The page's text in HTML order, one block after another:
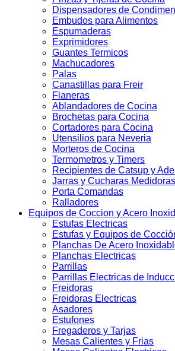
Dispensadores de
Embudos para Alimentos
Espumaderas
Exprimidores
Guantes Termicos
Machucadores
Palas
Canastillas para Freir
Flaneras
Ablandadores de Cocina
Brochetas para Cocina
Cortadores para Cocina
Utensilios para Neveria
Morteros de Cocina
Termometros y Timers
Recipientes de Catsup y
Jarras y Cucharas Medidoras
Porta Comandas
Ralladores
Equipos de Coccion y Acero
Estufas Electricas
Estufas y Equipos de
Planchas De Acero
Planchas Electricas
Parrillas
Parrillas Electricas de
Freidoras
Freidoras Electricas
Asadores
Estufones
Fregaderos y Tarjas
Mesas Calientes y Frias